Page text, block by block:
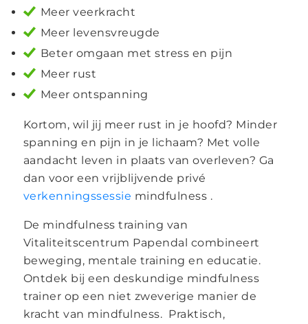
Meer veerkracht
Meer levensvreugde
Beter omgaan met stress en pijn
Meer rust
Meer ontspanning
Kortom, wil jij meer rust in je hoofd? Minder
spanning en pijn in je lichaam? Met volle
aandacht leven in plaats van overleven? Ga
dan voor een vrijblijvende privé
verkenningssessie mindfulness .
De mindfulness training van
Vitaliteitscentrum Papendal combineert
beweging, mentale training en educatie.
Ontdek bij een deskundige mindfulness
trainer op een niet zweverige manier de
kracht van mindfulness. Praktisch,